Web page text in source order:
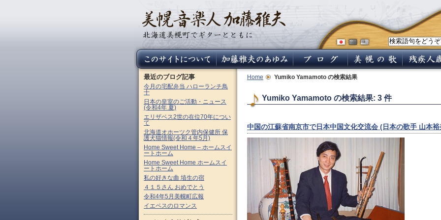
Home Yumiko Yamamoto の検索結果
Yumiko Yamamoto の検索結果: 3 件
中国の江蘇省南京市で日本中国文化交流会 (日本の歌手 山本
最近のブログ記事
今月の宅配弁当 ハローランチ鳥
十
日本の皇室のご活動・ニュース
(令和4年 夏)
エリザベス2世の在位70年につい
て
北海道オホーツク管内保健所 保
護犬猫情報(令和４年5月)
Home Sweet Home – ホームスイ
ートホーム
Home Sweet Home ホームスイ
ートホーム
私の好きな曲 埴生の宿
４１５さん おめでとう
令和4年5月美幌町広報
イエペスのロマンス